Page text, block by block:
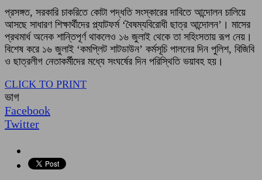
প্রসঙ্গত, সরকারি চাকরিতে কোটা পদ্ধতি সংস্কারের দাবিতে আন্দোলন চালিয়ে
আসছে সাধারণ শিক্ষার্থীদের প্ল্যাটফর্ম ‘বৈষম্যবিরোধী ছাত্র আন্দোলন’। মাসের
প্রথমার্ধ অনেক শান্তিপূর্ণ থাকলেও ১৬ জুলাই থেকে তা সহিংসতায় রূপ নেয়।
বিশেষ করে ১৬ জুলাই ‘কমপ্লিট শাটডাউন’ কর্মসূচি পালনের দিন পুলিশ, বিজিবি
ও ছাত্রলীগ নেতাকর্মীদের মধ্যে সংঘর্ষের দিন পরিস্থিতি ভয়াবহ হয়।
CLICK TO PRINT
ভাগ
Facebook
Twitter